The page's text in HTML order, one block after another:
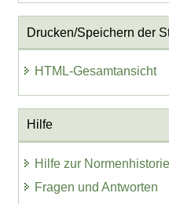
Drucken/Speichern der
HTML-Gesamtansicht
Hilfe
Hilfe zur Normenhistorie
Fragen und Antworten